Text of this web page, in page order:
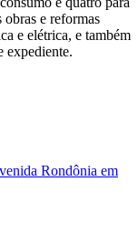
obras e reformas
e elétrica, e também
expediente.
Rondônia em